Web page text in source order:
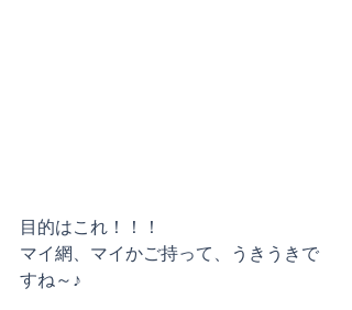
目的はこれ！！！
マイ網、マイかご持って、うきうきで
すね～♪